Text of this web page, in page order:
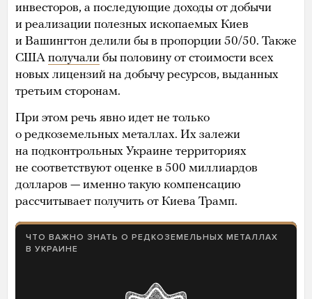
инвесторов, а последующие доходы от добычи
и реализации полезных ископаемых Киев
и Вашингтон делили бы в пропорции 50/50. Также
США получали бы половину от стоимости всех
новых лицензий на добычу ресурсов, выданных
третьим сторонам.
При этом речь явно идет не только
о редкоземельных металлах. Их залежи
на подконтрольных Украине территориях
не соответствуют оценке в 500 миллиардов
долларов — именно такую компенсацию
рассчитывает получить от Киева Трамп.
ЧТО ВАЖНО ЗНАТЬ О РЕДКОЗЕМЕЛЬНЫХ МЕТАЛЛАХ
В УКРАИНЕ